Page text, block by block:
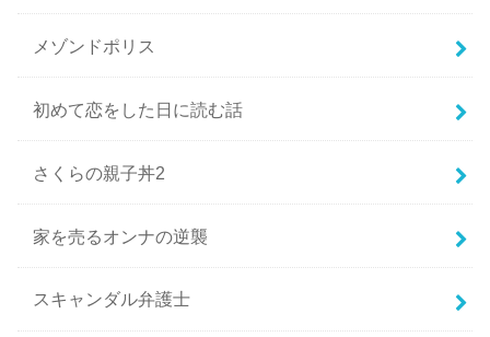
メゾンドポリス
初めて恋をした日に読む話
さくらの親子丼2
家を売るオンナの逆襲
スキャンダル弁護士